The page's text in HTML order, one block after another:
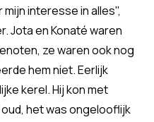
interesse in alles",
Jota en Konaté waren
ze waren ook nog
hem niet. Eerlijk
kerel. Hij kon met
het was ongelooflijk